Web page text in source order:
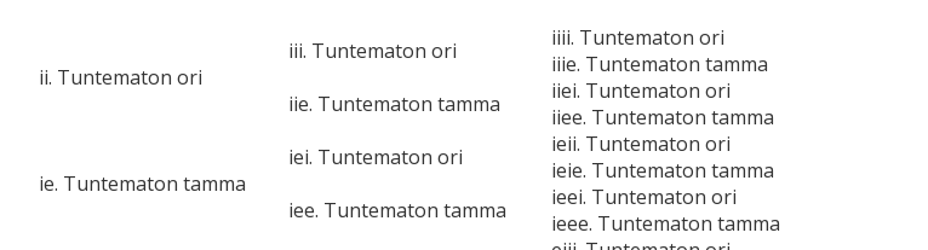
ii. Tuntematon ori
iii. Tuntematon ori
iiii. Tuntematon ori
iiie. Tuntematon tamma
iie. Tuntematon tamma
iiei. Tuntematon ori
iiee. Tuntematon tamma
ie. Tuntematon tamma
iei. Tuntematon ori
ieii. Tuntematon ori
ieie. Tuntematon tamma
iee. Tuntematon tamma
ieei. Tuntematon ori
ieee. Tuntematon tamma